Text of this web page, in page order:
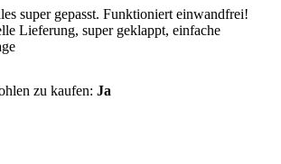
super gepasst. Funktioniert einwandfrei!
Lieferung, super geklappt, einfache
zu kaufen: Ja